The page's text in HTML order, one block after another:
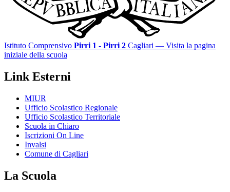
Istituto Comprensivo Pirri 1 - Pirri 2 Cagliari — Visita la pagina
iniziale della scuola
Link Esterni
MIUR
Ufficio Scolastico Regionale
Ufficio Scolastico Territoriale
Scuola in Chiaro
Iscrizioni On Line
Invalsi
Comune di Cagliari
La Scuola